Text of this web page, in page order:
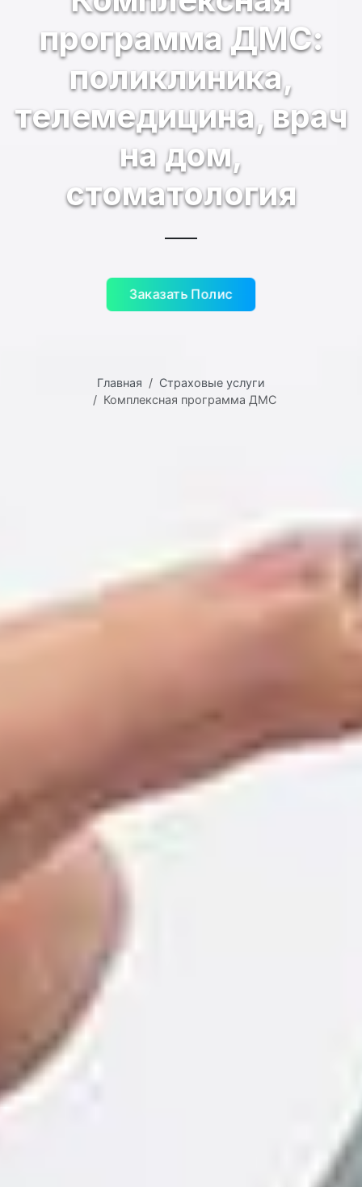
программа ДМС:
поликлиника,
телемедицина, врач
на дом,
стоматология
Заказать Полис
Главная
Страховые услуги
Комплексная программа ДМС